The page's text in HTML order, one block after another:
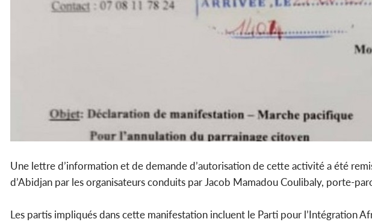
Une lettre d’information et de demande d’autorisation de cette activité a été
d’Abidjan par les organisateurs conduits par Jacob Mamadou Coulibaly, porte-
Les partis impliqués dans cette manifestation incluent le Parti pour l’Intégration